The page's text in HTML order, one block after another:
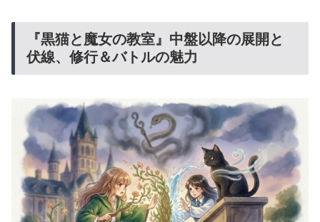
『黒猫と魔女の教室』中盤以降の展開と
伏線、修行＆バトルの魅力